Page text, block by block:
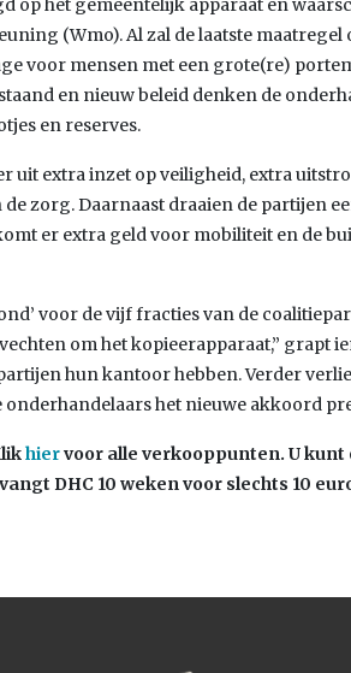
(Wmo). Al zal de laatste maatregel
voor mensen met een grote(re)
en nieuw beleid denken de
en reserves.
uit extra inzet op veiligheid, extra
zorg. Daarnaast draaien de partijen
er extra geld voor mobiliteit en de
voor de vijf fracties van de
om het kopieerapparaat,” grapt
hun kantoor hebben. Verder
het nieuwe akkoord
hiervoor alle verkooppunten. U kunt
DHC 10 weken voor slechts 10